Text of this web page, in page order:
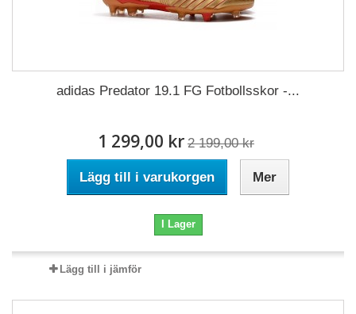
adidas Predator 19.1 FG Fotbollsskor -...
1 299,00 kr 2 199,00 kr
Lägg till i varukorgen Mer
I Lager
Lägg till i jämför